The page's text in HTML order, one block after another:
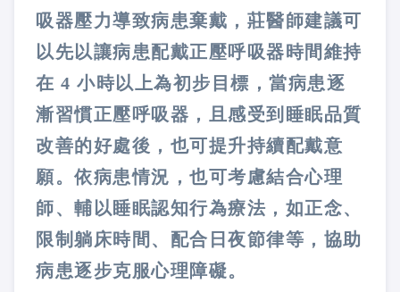
吸器壓力導致病患棄戴，莊醫師建議可
以先以讓病患配戴正壓呼吸器時間維持
在 4 小時以上為初步目標，當病患逐
漸習慣正壓呼吸器，且感受到睡眠品質
改善的好處後，也可提升持續配戴意
願。依病患情況，也可考慮結合心理
師、輔以睡眠認知行為療法，如正念、
限制躺床時間、配合日夜節律等，協助
病患逐步克服心理障礙。